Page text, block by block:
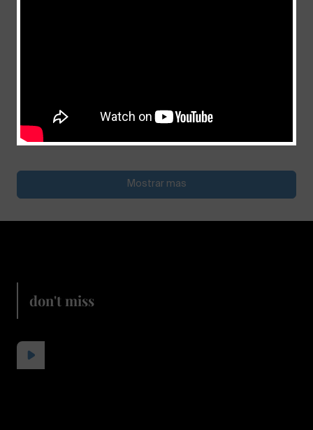
julio 4, 2026
Mostrar mas
don't miss